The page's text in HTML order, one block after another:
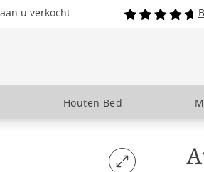
u verkocht
Houten Bed
Open fullscreen